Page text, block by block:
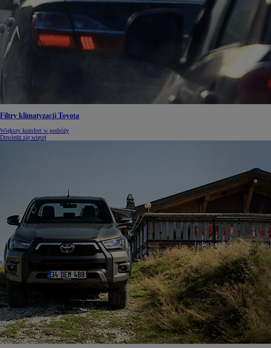
Filtry klimatyzacji Toyota
Większy komfort w podróży
Dowiedz się więcej